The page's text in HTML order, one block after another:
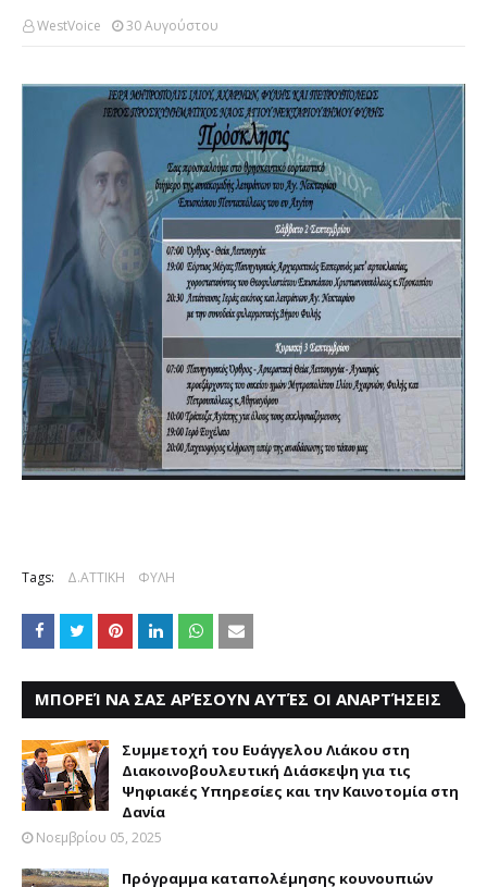
WestVoice 30 Αυγούστου
Tags: Δ.ΑΤΤΙΚΗ ΦΥΛΗ
ΜΠΟΡΕΊ ΝΑ ΣΑΣ ΑΡΈΣΟΥΝ ΑΥΤΈΣ ΟΙ ΑΝΑΡΤΉΣΕΙΣ
Συμμετοχή του Ευάγγελου Λιάκου στη
Διακοινοβουλευτική Διάσκεψη για τις
Ψηφιακές Υπηρεσίες και την Καινοτομία στη
Δανία
Νοεμβρίου 05, 2025
Πρόγραμμα καταπολέμησης κουνουπιών